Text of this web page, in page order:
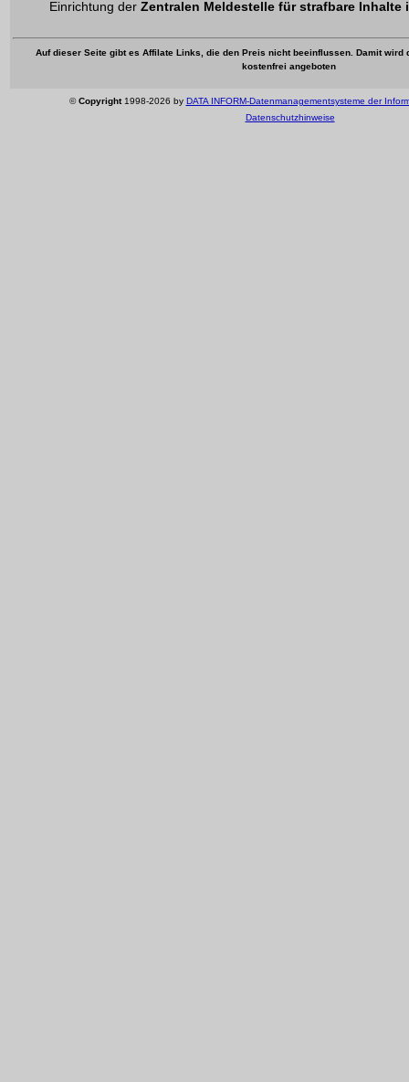
Einrichtung der Zentralen Meldestelle für strafbare Inhalte
Auf dieser Seite gibt es Affilate Links, die den Preis nicht beeinflussen. Damit wird
kostenfrei angeboten
©Copyright1998-2026 by DATA INFORM-Datenmanagementsysteme der
Datenschutzhinweise